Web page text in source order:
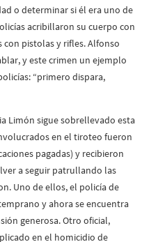
o determinar si él era uno de
acribillaron su cuerpo con
con pistolas y rifles. Alfonso
y este crimen un ejemplo
“primero dispara,
Limón sigue sobrellevado esta
en el tiroteo fueron
pagadas) y recibieron
a seguir patrullando las
Uno de ellos, el policía de
y ahora se encuentra
generosa. Otro oficial,
en el homicidio de